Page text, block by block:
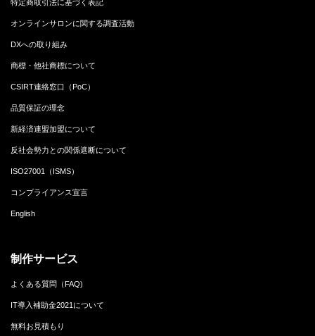
特定商取引法に基づく表記
オンラインサロンに関する調査活動
DXへの取り組み
商標・他社商標について
CSIRT連絡窓口（PoC）
品質保証の理念
新経済連盟加盟について
反社会勢力との関係遮断について
ISO27001（ISMS）
コンプライアンス宣言
English
制作サービス
よくある質問（FAQ)
IT導入補助金2021について
無料お見積もり